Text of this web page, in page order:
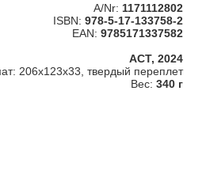
A/Nr: 1171112802
ISBN: 978-5-17-133758-2
EAN: 9785171337582
АСТ, 2024
206x123x33, твердый переплет
Вес: 340 г